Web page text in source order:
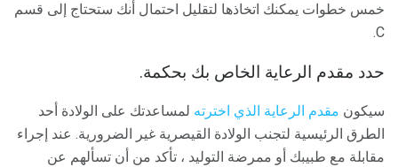
خمس خطوات يمكنك اتخاذها لتقليل احتمال أنك ستحتاج إلى قسم
C.
حدد مقدم الرعاية الخاص بك بحكمة.
سيكون مقدم الرعاية الذي اخترته لمساعدتك على الولادة أحد
الطرق الرئيسية لتجنب الولادة القيصرية غير الضرورية. عند إجراء
مقابلة مع طبيبك أو ممرضة التوليد ، تأكد من أن تسألهم عن